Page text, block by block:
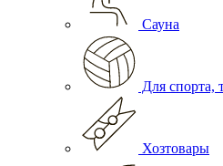
Сауна
Для спорта,
Хозтовары